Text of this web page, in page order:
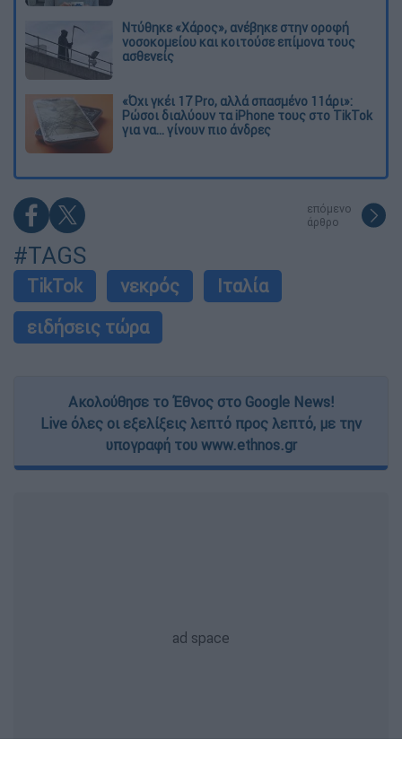
Ντύθηκε «Χάρος», ανέβηκε στην οροφή
νοσοκομείου και κοιτούσε επίμονα τους
ασθενείς
«Όχι γκέι 17 Pro, αλλά σπασμένο 11άρι»:
Ρώσοι διαλύουν τα iPhone τους στο TikTok
για να... γίνουν πιο άνδρες
επόμενο
άρθρο
#TAGS
TikTok νεκρός
Ιταλία
ειδήσεις τώρα
Ακολούθησε το Έθνος στο Google News!
Live όλες οι εξελίξεις λεπτό προς λεπτό, με την
υπογραφή του www.ethnos.gr